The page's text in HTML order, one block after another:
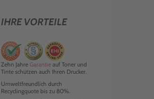
IHRE VORTEILE
Zehn Jahre Garantieauf Toner und
Tinte schützen auch Ihren Drucker.
Umweltfreundlich durch
Recyclingquote bis zu 80%.